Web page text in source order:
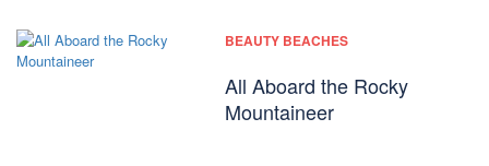
BEAUTY BEACHES
All Aboard the Rocky
Mountaineer